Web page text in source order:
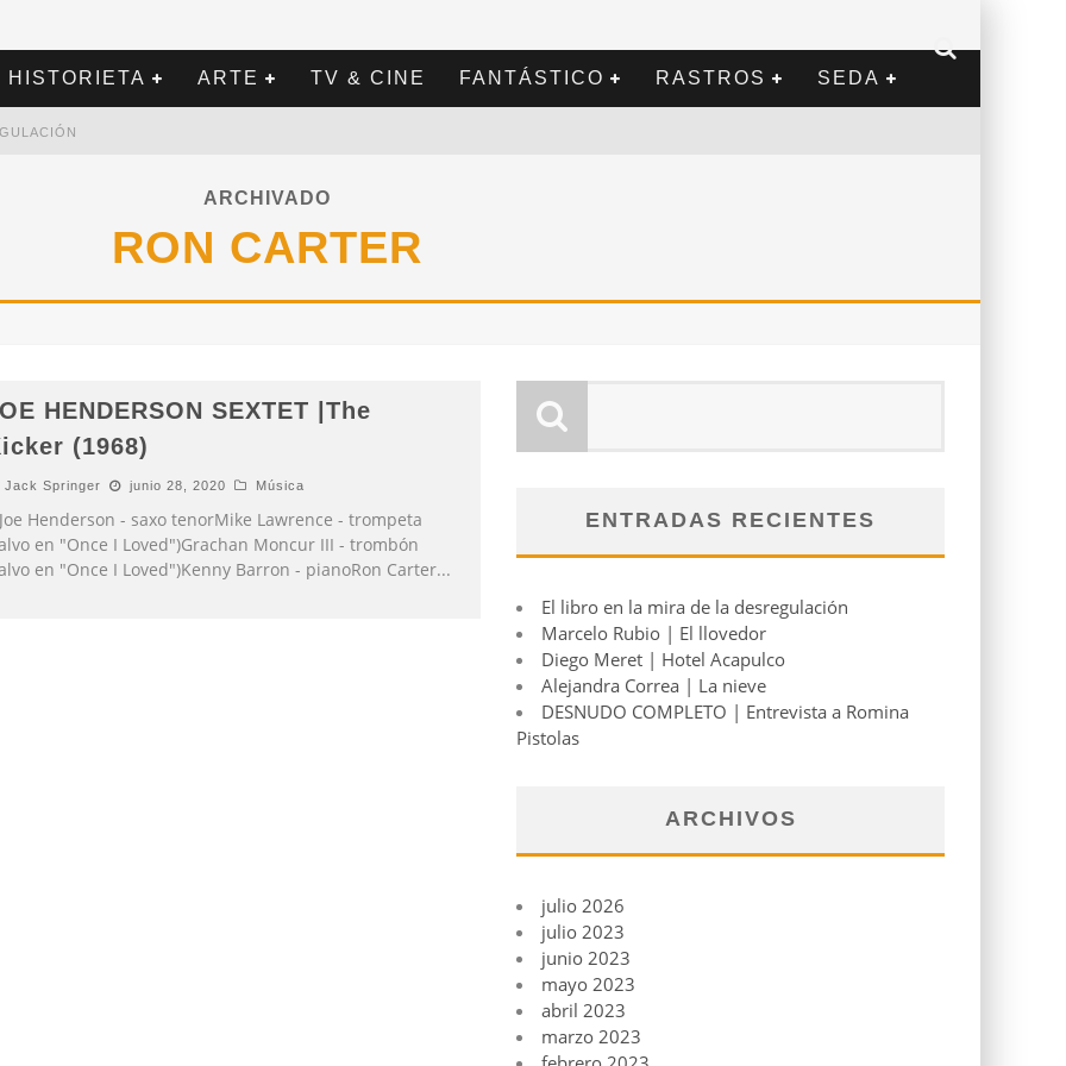
HISTORIETA ARTE TV & CINE FANTÁSTICO RASTROS SEDA
ARCHIVADO
RON CARTER
HENDERSON SEXTET |The
(1968)
Jack Springer junio 28, 2020 Música
Henderson - saxo tenorMike Lawrence - trompeta
en "Once I Loved")Grachan Moncur III - trombón
en "Once I Loved")Kenny Barron - pianoRon Carter...
ENTRADAS RECIENTES
El libro en la mira de la desregulación
Marcelo Rubio | El llovedor
Diego Meret | Hotel Acapulco
Alejandra Correa | La nieve
DESNUDO COMPLETO | Entrevista a Romina
Pistolas
ARCHIVOS
julio 2026
julio 2023
junio 2023
mayo 2023
abril 2023
marzo 2023